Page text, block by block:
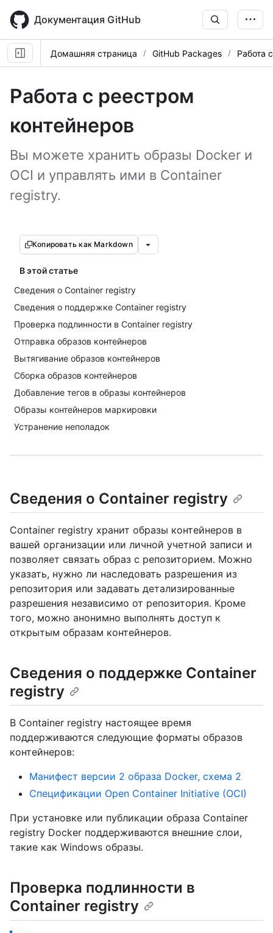
main
content
Документация GitHub
Домашняя страница GitHub Packages Работа
Работа с реестром
контейнеров
Вы можете хранить образы Docker и
OCI и управлять ими в Container
registry.
Копировать как Markdown
В этой статье
Сведения о Container registry
Сведения о поддержке Container registry
Проверка подлинности в Container registry
Отправка образов контейнеров
Вытягивание образов контейнеров
Сборка образов контейнеров
Добавление тегов в образы контейнеров
Образы контейнеров маркировки
Устранение неполадок
Сведения о Container registry
Container registry хранит образы контейнеров в
вашей организации или личной учетной записи и
позволяет связать образ с репозиторием. Можно
указать, нужно ли наследовать разрешения из
репозитория или задавать детализированные
разрешения независимо от репозитория. Кроме
того, можно анонимно выполнять доступ к
открытым образам контейнеров.
Сведения о поддержке Container
registry
В Container registry настоящее время
поддерживаются следующие форматы образов
контейнеров:
Манифест версии 2 образа Docker, схема 2
Спецификации Open Container Initiative (OCI)
При установке или публикации образа Container
registry Docker поддерживаются внешние слои,
такие как Windows образы.
Проверка подлинности в
Container registry